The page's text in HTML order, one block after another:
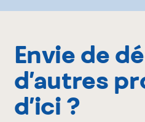
Envie de
d’autres
d’ici ?